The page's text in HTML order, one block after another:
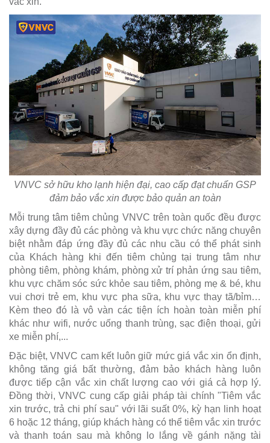
VNVC sở hữu kho lạnh hiện đại, cao cấp đạt chuẩn GSP
đảm bảo vắc xin được bảo quản an toàn
Mỗi trung tâm tiêm chủng VNVC trên toàn quốc đều được
xây dựng đầy đủ các phòng và khu vực chức năng chuyên
biệt nhằm đáp ứng đầy đủ các nhu cầu có thể phát sinh
của Khách hàng khi đến tiêm chủng tại trung tâm như
phòng tiêm, phòng khám, phòng xử trí phản ứng sau tiêm,
khu vực chăm sóc sức khỏe sau tiêm, phòng mẹ & bé, khu
vui chơi trẻ em, khu vực pha sữa, khu vực thay tã/bỉm…
Kèm theo đó là vô vàn các tiện ích hoàn toàn miễn phí
khác như wifi, nước uống thanh trùng, sạc điện thoại, gửi
xe miễn phí,...
Đặc biệt, VNVC cam kết luôn giữ mức giá vắc xin ổn định,
không tăng giá bất thường, đảm bảo khách hàng luôn
được tiếp cận vắc xin chất lượng cao với giá cả hợp lý.
Đồng thời, VNVC cung cấp giải pháp tài chính "Tiêm vắc
xin trước, trả chi phí sau" với lãi suất 0%, kỳ hạn linh hoạt
6 hoặc 12 tháng, giúp khách hàng có thể tiêm vắc xin trước
và thanh toán sau mà không lo lắng về gánh nặng tài